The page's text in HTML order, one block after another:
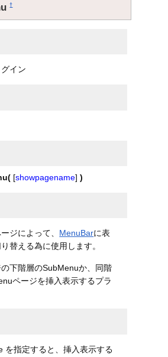
†
イン
[showpagename] )
ジによって、 MenuBarに表
替える為に使用します。
下階層のSubMenuか、同階
ページを挿入表示するプラ
を指定すると、挿入表示する